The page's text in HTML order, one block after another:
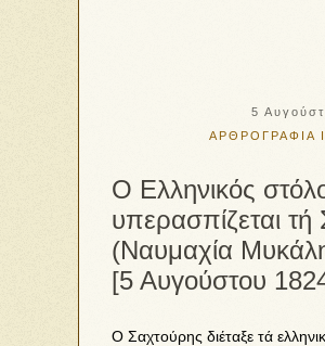
5
ΑΡΘΡΟΓΡΑΦΙΑ
Ο Ελληνικός
υπερασπίζεται
(Ναυμαχία
[5 Αυγούστου
Ο Σαχτούρης διέταξε τά